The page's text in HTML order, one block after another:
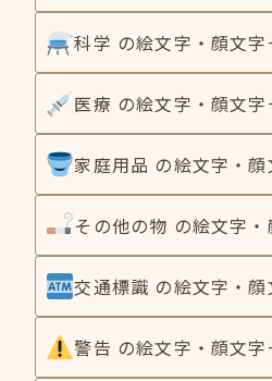
科学 の絵文字・顔文字
医療 の絵文字・顔文字
家庭用品 の絵文字・
その他の物 の絵文字
交通標識 の絵文字・顔
警告 の絵文字・顔文字